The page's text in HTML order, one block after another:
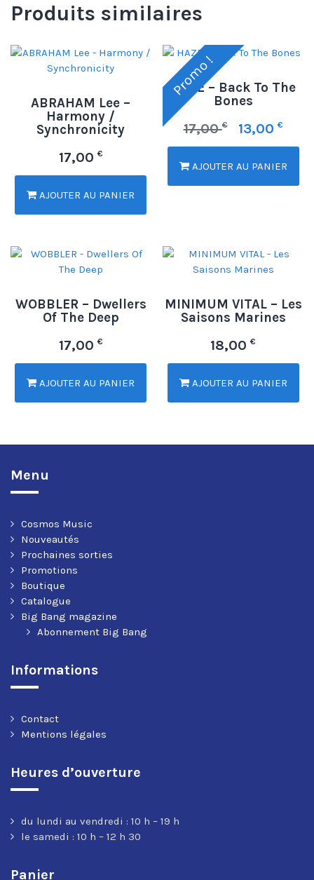
Produits similaires
ABRAHAM Lee –
Harmony /
Synchronicity
17,00 €
AJOUTER AU PANIER
Promo !
HAZE – Back To The
Bones
17,00€ 13,00 €
AJOUTER AU PANIER
WOBBLER – Dwellers
Of The Deep
17,00 €
AJOUTER AU PANIER
MINIMUM VITAL – Les
Saisons Marines
18,00€
AJOUTER AU PANIER
Menu
Cosmos Music
Nouveautés
Prochaines sorties
Promotions
Boutique
Catalogue
Big Bang magazine
Abonnement Big Bang
Informations
Contact
Mentions légales
Heures d’ouverture
du lundi au vendredi : 10 h – 19 h
le samedi : 10 h – 12 h 30
Panier